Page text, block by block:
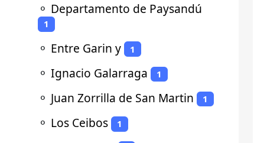
⚬ Departamento de Paysandú
1
⚬ Entre Garin y 1
⚬ Ignacio Galarraga 1
⚬ Juan Zorrilla de San Martin 1
⚬ Los Ceibos 1